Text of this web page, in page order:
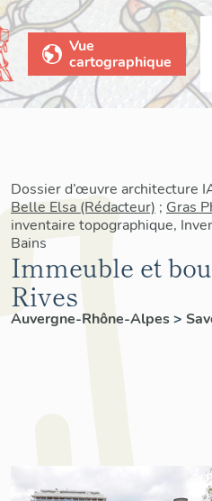
Vue
cartographique
Dossier d’œuvre architecture
Belle Elsa (Rédacteur) ; Gras
inventaire topographique,
Bains
Immeuble et
Rives
Auvergne-Rhône-Alpes>